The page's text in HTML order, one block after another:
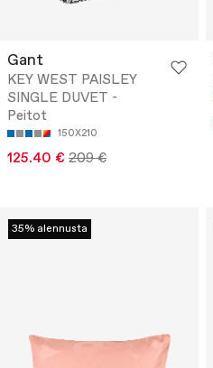
Gant
KEY WEST PAISLEY
SINGLE DUVET -
Peitot
150X210
125.40 € 209 €
35% alennusta